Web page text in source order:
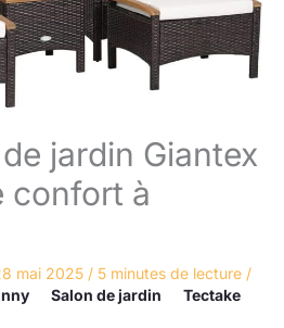
jardin Giantex
confort à
mai 2025 / 5 minutes de lecture /
Salon de jardin
Tectake